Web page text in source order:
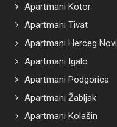
Apartmani Kotor
Apartmani Tivat
Apartmani Herceg Novi
Apartmani Igalo
Apartmani Podgorica
Apartmani Žabljak
Apartmani Kolašin